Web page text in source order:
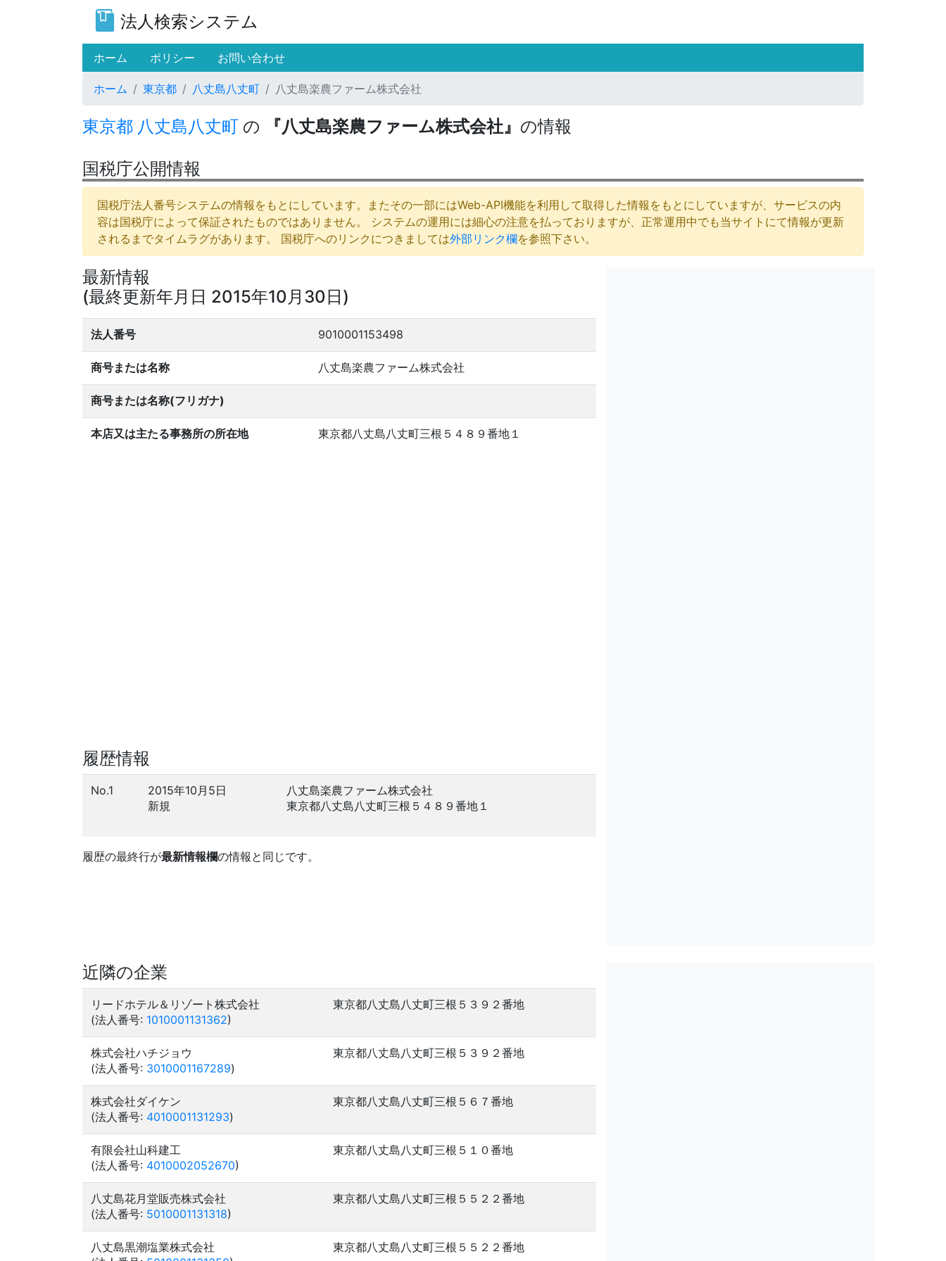
法人検索システム
ホーム (current)
ポリシー お問い合わせ
ホーム 東京都 八丈島八丈町 八丈島楽農ファーム株式会社
東京都 八丈島八丈町 の 『八丈島楽農ファーム株式会社』 の情報
国税庁公開情報
国税庁法人番号システムの情報をもとにしています。またその一部にはWeb-API機能を利用して取得した情報をもとにしていますが、サービスの内
容は国税庁によって保証されたものではありません。 システムの運用には細心の注意を払っておりますが、正常運用中でも当サイトにて情報が更新
されるまでタイムラグがあります。 国税庁へのリンクにつきましては外部リンク欄を参照下さい。
最新情報
(最終更新年月日 2015年10月30日)
法人番号 9010001153498
商号または名称 八丈島楽農ファーム株式会社
商号または名称(フリガナ)
本店又は主たる事務所の所在地 東京都八丈島八丈町三根５４８９番地１
履歴情報
No.1
2015年10月5日
新規
八丈島楽農ファーム株式会社
東京都八丈島八丈町三根５４８９番地１
履歴の最終行が最新情報欄の情報と同じです。
近隣の企業
リードホテル＆リゾート株式会社
(法人番号: 1010001131362)
東京都八丈島八丈町三根５３９２番地
株式会社ハチジョウ
(法人番号: 3010001167289)
東京都八丈島八丈町三根５３９２番地
株式会社ダイケン
(法人番号: 4010001131293)
東京都八丈島八丈町三根５６７番地
有限会社山科建工
(法人番号: 4010002052670)
東京都八丈島八丈町三根５１０番地
八丈島花月堂販売株式会社
(法人番号: 5010001131318)
東京都八丈島八丈町三根５５２２番地
八丈島黒潮塩業株式会社
東京都八丈島八丈町三根５５２２番地